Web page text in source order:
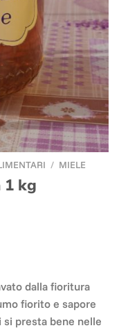
/ MIELE
1 kg
dalla fioritura
fiorito e sapore
presta bene nelle